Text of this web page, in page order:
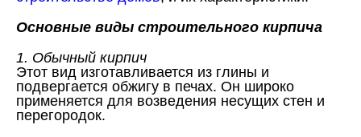
Основные виды строительного кирпича
1. Обычный кирпич
Этот вид изготавливается из глины и
подвергается обжигу в печах. Он широко
применяется для возведения несущих стен и
перегородок.